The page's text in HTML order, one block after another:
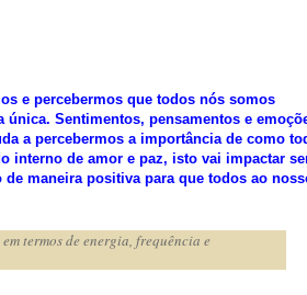
e percebermos que todos nós somos
Sentimentos, pensamentos e
a percebermos a importância de como
interno de amor e paz, isto vai impactar
maneira positiva para que todos ao
termos de energia, frequência e